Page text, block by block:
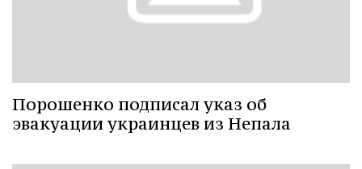
Порошенко подписал указ об
эвакуации украинцев из Непала